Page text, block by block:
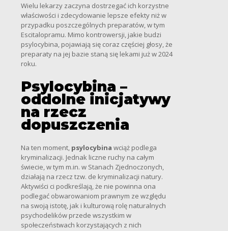
Wielu lekarzy zaczyna dostrzegać ich korzystne
właściwości i zdecydowanie lepsze efekty niż w
przypadku poszczególnych preparatów, w tym
Escitalopramu. Mimo kontrowersji, jakie budzi
psylocybina, pojawiają się coraz częściej głosy, że
preparaty na jej bazie staną się lekami już w 2024
roku.
Psylocybina –
oddolne inicjatywy
na rzecz
dopuszczenia
Na ten moment, psylocybina wciąż podlega
kryminalizacji. Jednak liczne ruchy na całym
świecie, w tym m.in. w Stanach Zjednoczonych,
działają na rzecz tzw. de kryminalizacji natury.
Aktywiści ci podkreślają, że nie powinna ona
podlegać obwarowaniom prawnym ze względu
na swoją istotę, jak i kulturową rolę naturalnych
psychodelików przede wszystkim w
społeczeństwach korzystających z nich